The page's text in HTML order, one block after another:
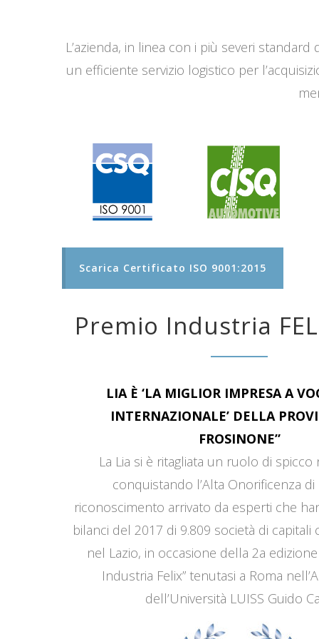
L’azienda, in linea con i più severi
un efficiente servizio logistico per
Scarica Certificato ISO 9001:2015
Premio Industria
LIA È ‘LA MIGLIOR IMPRESA A
INTERNAZIONALE’ DELLA
FROSINONE”
La Lia si è ritagliata un ruolo di
conquistando l’Alta Onorificenza di
riconoscimento arrivato da esperti che
bilanci del 2017 di 9.809 società di capitali
nel Lazio, in occasione della 2a
Industria Felix” tenutasi a Roma
dell’Università LUISS Guido